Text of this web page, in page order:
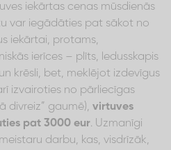
iekārtas cenas mūsdienās
var iegādāties pat sākot no
iekārtai, protams,
ierīces – plīts, ledusskapis
krēsli, bet, meklējot izdevīgus
izvairoties no pārliecīgas
divreiz” gaumē), virtuves
pat 3000 eur. Uzmanīgi
darbu, kas, visdrīzāk,